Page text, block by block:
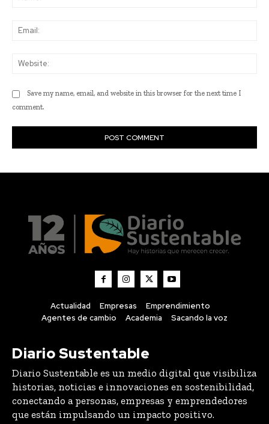
Actualidad Empresas
Emprendimiento
Agentes de cambio
Academia Sacando la voz
Diario Sustentable
Diario Sustentable es un medio digital que visibiliza
historias, noticias e innovaciones en sostenibilidad,
conectando a personas, empresas y emprendedores
que están impulsando un impacto positivo.